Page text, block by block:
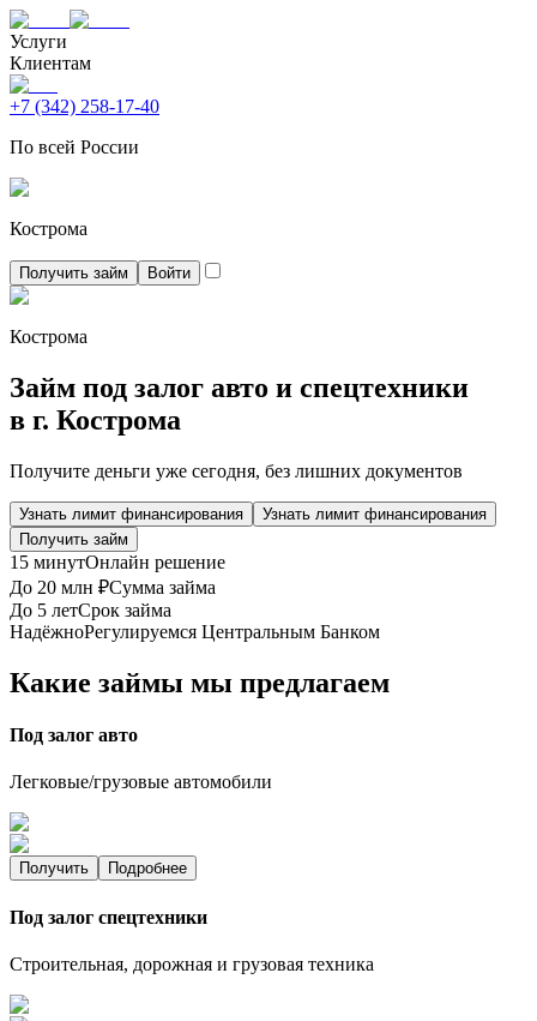
Услуги
Клиентам
+7 (342) 258-17-40
По всей России
Кострома
Получить займ Войти
Кострома
Займ под залог авто и спецтехники
в г. Кострома
Получите деньги уже сегодня, без лишних документов
Узнать лимит финансирования
Узнать лимит финансирования
Получить займ
15 минутОнлайн решение
До 20 млн ₽Сумма займа
До 5 летСрок займа
НадёжноРегулируемся Центральным Банком
Какие займы мы предлагаем
Под залог авто
Легковые/грузовые автомобили
Получить Подробнее
Под залог спецтехники
Строительная, дорожная и грузовая техника